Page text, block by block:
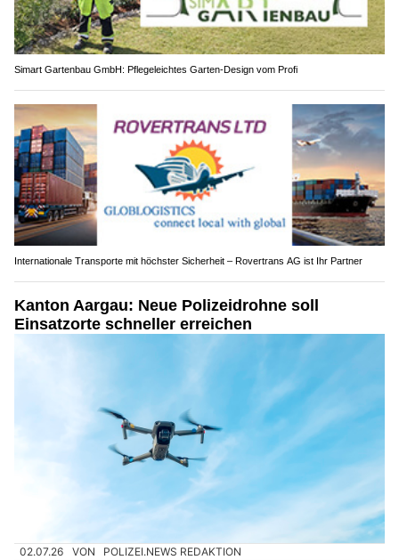
Simart Gartenbau GmbH: Pflegeleichtes Garten-Design vom Profi
Internationale Transporte mit höchster Sicherheit – Rovertrans AG ist Ihr Partner
Kanton Aargau: Neue Polizeidrohne soll
Einsatzorte schneller erreichen
02.07.26 VON POLIZEI.NEWS REDAKTION